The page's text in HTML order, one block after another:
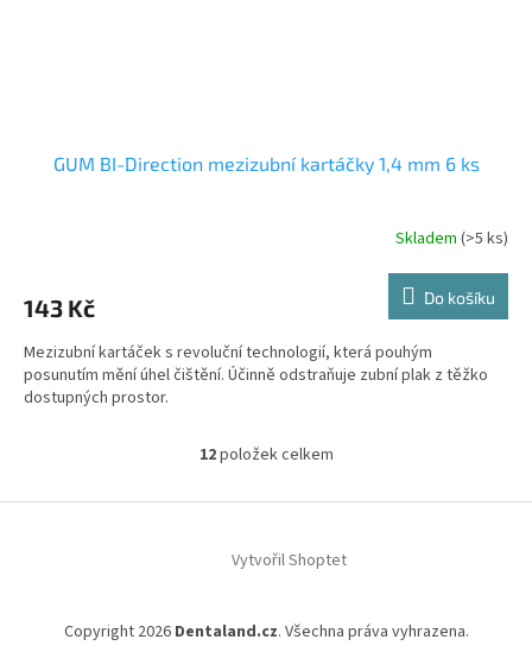
GUM BI-Direction mezizubní kartáčky 1,4 mm 6 ks
Skladem (>5 ks)
143 Kč Do košíku
Mezizubní kartáček s revoluční technologií, která pouhým
posunutím mění úhel čištění. Účinně odstraňuje zubní plak z těžko
dostupných prostor.
O
l
d
í
p
12položek celkem
Vytvořil Shoptet
Copyright 2026 Dentaland.cz. Všechna práva vyhrazena.